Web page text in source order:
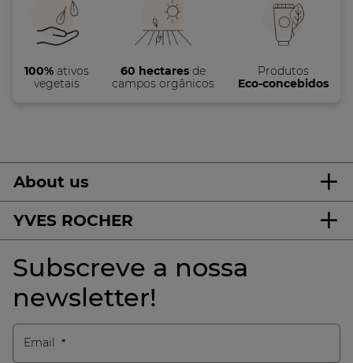
100%ativos
vegetais
60 hectares de
campos orgânicos
Produtos
Eco-concebidos
About us
YVES ROCHER
Subscreve a nossa
newsletter!
Email